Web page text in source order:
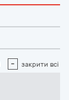
- закрити всі